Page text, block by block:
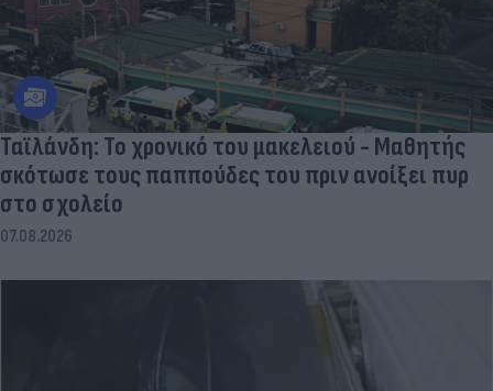
Ταϊλάνδη: Το χρονικό του μακελειού - Μαθητής
σκότωσε τους παππούδες του πριν ανοίξει πυρ
στο σχολείο
07.08.2026